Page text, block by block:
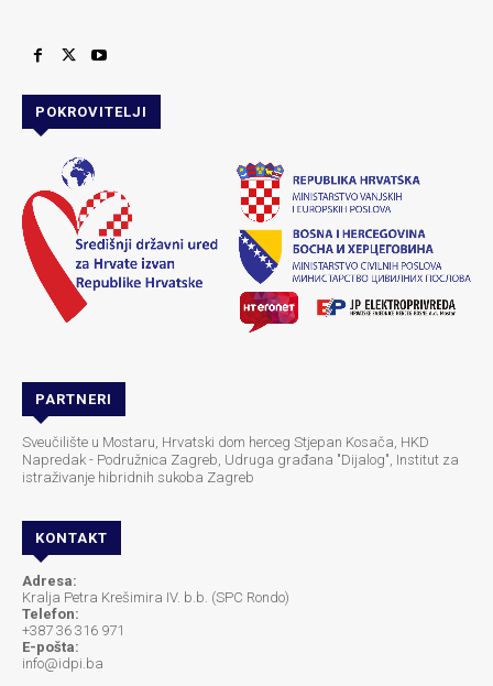
POKROVITELJI
PARTNERI
Sveučilište u Mostaru, Hrvatski dom herceg Stjepan Kosača, HKD
Napredak - Podružnica Zagreb, Udruga građana "Dijalog", Institut za
istraživanje hibridnih sukoba Zagreb
KONTAKT
Adresa:
Kralja Petra Krešimira IV. b.b. (SPC Rondo)
Telefon:
+387 36 316 971
E-pošta:
info@idpi.ba